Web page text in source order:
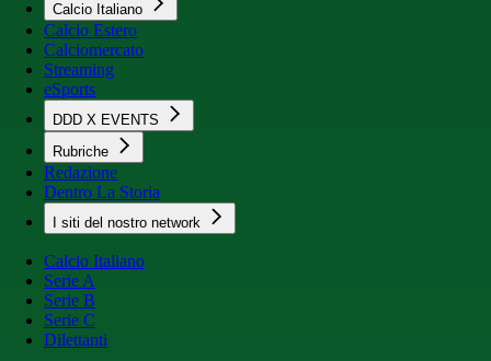
Calcio Italiano
Calcio Estero
Calciomercato
Streaming
eSports
DDD X EVENTS
Rubriche
Redazione
Dentro La Storia
I siti del nostro network
Calcio Italiano
Serie A
Serie B
Serie C
Dilettanti